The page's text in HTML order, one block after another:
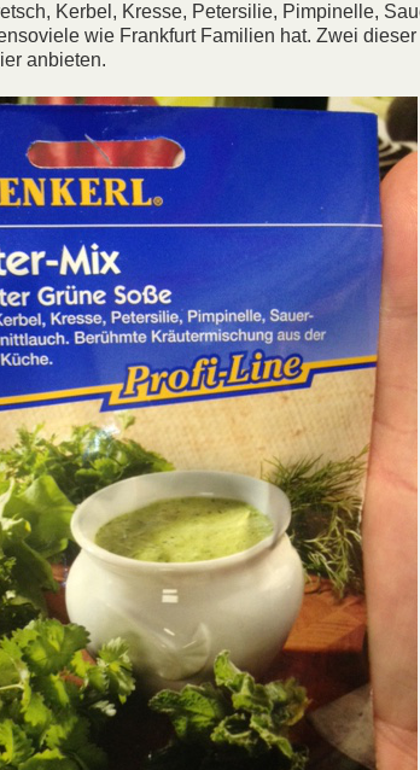
Kerbel, Kresse, Petersilie, Pimpinelle,
wie Frankfurt Familien hat. Zwei
anbieten.